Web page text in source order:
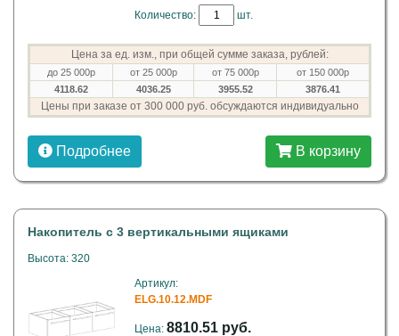
Количество: шт.
Цена за ед. изм., при общей сумме заказа, рублей:
до 25 000р от 25 000р от 75 000р
от 150 000р
4118.62
4036.25 3955.52 3876.41
Цены при заказе от 300 000 руб. обсуждаются индивидуально
Подробнее В корзину
Накопитель с 3 вертикальными ящиками
Высота: 320
Артикул:
ELG.10.12.MDF
Цена: 8810.51 руб.